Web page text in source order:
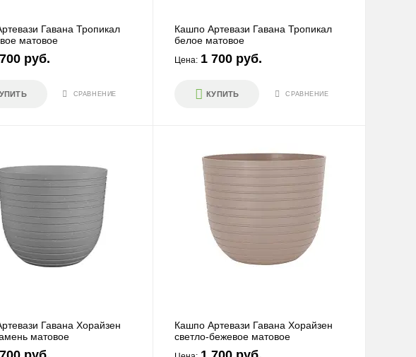
ресторанов
ПЕРЕЙТИ
Гавана Тропикал
матовое
руб.
СРАВНЕНИЕ
Кашпо Артевази Гавана Тропикал
белое матовое
Цена: 1 700 руб.
КУПИТЬ СРАВНЕНИЕ
Гавана Хорайзен
матовое
Кашпо Артевази Гавана Хорайзен
светло-бежевое матовое